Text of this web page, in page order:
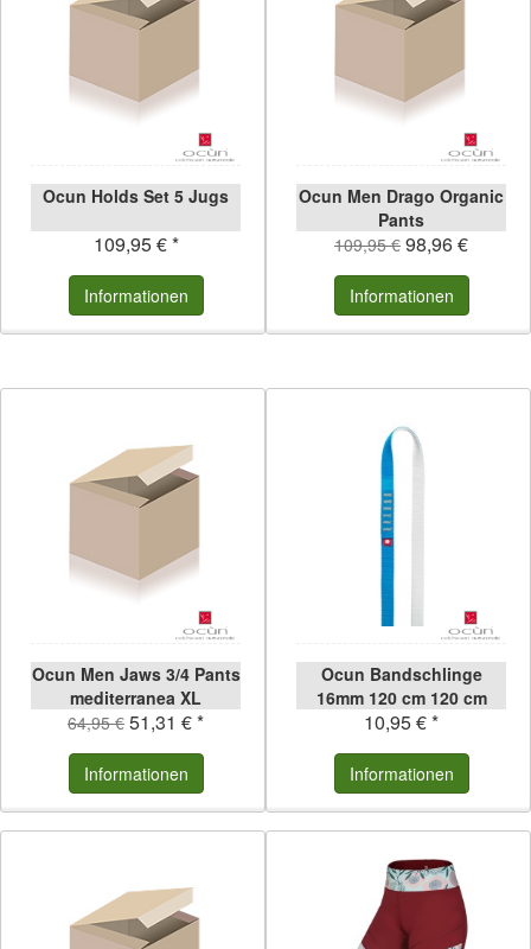
Ocun Holds Set 5 Jugs
109,95 € *
Informationen
Ocun Men Drago Organic
Pants
109,95 € 98,96 €
Informationen
Ocun Men Jaws 3/4 Pants
mediterranea XL
mediterranea | XL
64,95 € 51,31 € *
Informationen
Ocun Bandschlinge
16mm 120 cm 120 cm
10,95 € *
Informationen